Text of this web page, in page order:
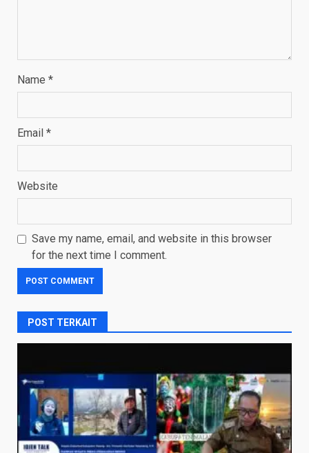
Name *
Email *
Website
Save my name, email, and website in this browser
for the next time I comment.
POST TERKAIT